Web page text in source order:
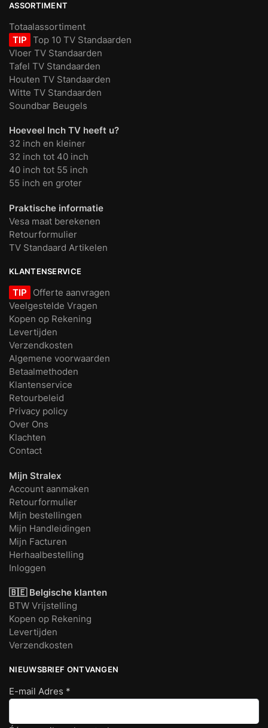
ASSORTIMENT
Totaalassortiment
TIP Top 10 TV Standaarden
Vloer TV Standaarden
Tafel TV Standaarden
Houten TV Standaarden
Witte TV Standaarden
Soundbar Beugels
Hoeveel Inch TV heeft u?
32 inch en kleiner
32 inch tot 40 inch
40 inch tot 55 inch
55 inch en groter
Praktische informatie
Vesa maat berekenen
Retourformulier
TV Standaard Artikelen
KLANTENSERVICE
TIP
Offerte aanvragen
Veelgestelde Vragen
Kopen op Rekening
Levertijden
Verzendkosten
Algemene voorwaarden
Betaalmethoden
Klantenservice
Retourbeleid
Privacy policy
Over Ons
Klachten
Contact
Mijn Stralex
Account aanmaken
Retourformulier
Mijn bestellingen
Mijn Handleidingen
Mijn Facturen
Herhaalbestelling
Inloggen
🇧🇪 Belgische klanten
BTW Vrijstelling
Kopen op Rekening
Levertijden
Verzendkosten
NIEUWSBRIEF ONTVANGEN
E-mail Adres *